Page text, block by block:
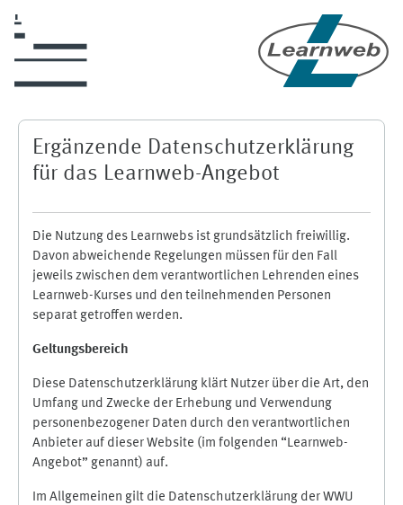
Ergänzende Datenschutzerklärung
für das Learnweb-Angebot
Die Nutzung des Learnwebs ist grundsätzlich freiwillig.
Davon abweichende Regelungen müssen für den Fall
jeweils zwischen dem verantwortlichen Lehrenden eines
Learnweb-Kurses und den teilnehmenden Personen
separat getroffen werden.
Geltungsbereich
Diese Datenschutzerklärung klärt Nutzer über die Art, den
Umfang und Zwecke der Erhebung und Verwendung
personenbezogener Daten durch den verantwortlichen
Anbieter auf dieser Website (im folgenden “Learnweb-
Angebot” genannt) auf.
Im Allgemeinen gilt die Datenschutzerklärung der WWU